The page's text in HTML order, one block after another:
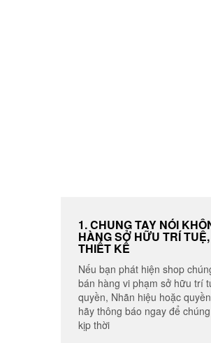
1. CHUNG TAY NÓI
HÀNG SỞ HỮU TRÍ
THIẾT KẾ
Nếu bạn phát hiện shop
bán hàng vi phạm sở hữu trí
quyền, Nhãn hiệu hoặc
hãy thông báo ngay để
kịp thời